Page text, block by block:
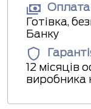
Оплата
Готівка,
Банку
12 місяців
виробника